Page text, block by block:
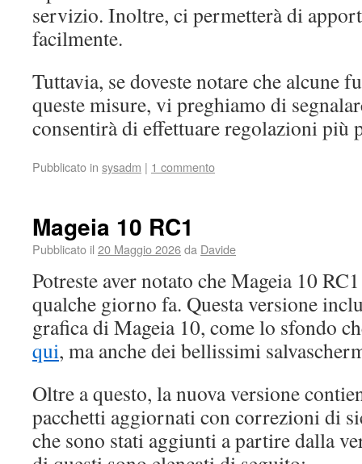
servizio. Inoltre, ci permetterà di
facilmente.
Tuttavia, se doveste notare che alcune
queste misure, vi preghiamo di
consentirà di effettuare regolazioni più
Pubblicato in sysadm | 1 commento
Mageia 10 RC1
Pubblicato il 20 Maggio 2026da Davide
Potreste aver notato che Mageia 10
qualche giorno fa. Questa versione
grafica di Mageia 10, come lo sfondo
qui, ma anche dei bellissimi
Oltre a questo, la nuova versione
pacchetti aggiornati con correzioni di
che sono stati aggiunti a partire dalla